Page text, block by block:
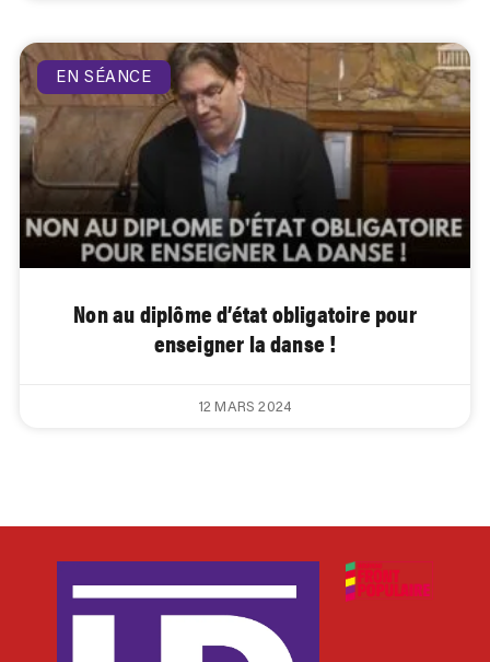
EN SÉANCE
Non au diplôme d’état obligatoire pour
enseigner la danse !
12 MARS 2024